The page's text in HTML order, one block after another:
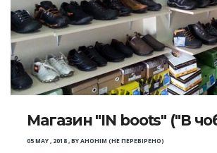
Магазин "IN boots" ("В
05 MAY , 2018,BYАНОНІМ (НЕ ПЕРЕВІРЕНО)